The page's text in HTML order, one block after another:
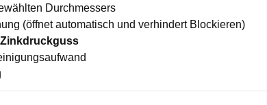
Durchmessers
(öffnet automatisch und verhindert Blockieren)